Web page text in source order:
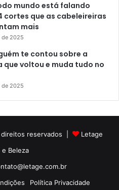
mundo está falando
cortes que as cabeleireiras
mais
de 2025
te contou sobre a
que voltou e muda tudo no
de 2025
reservados |
Letage
e Beleza
Política Privacidade